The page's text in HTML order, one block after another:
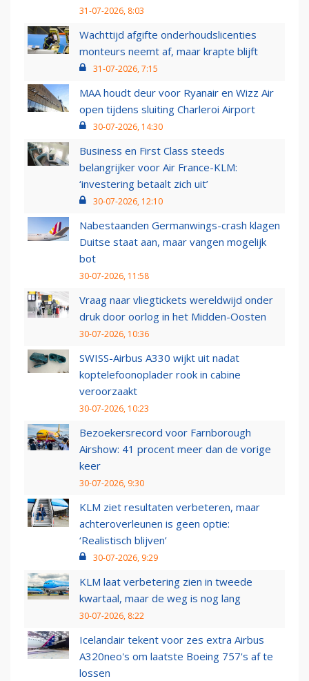
31-07-2026, 8:03
Wachttijd afgifte onderhoudslicenties
monteurs neemt af, maar krapte blijft
31-07-2026, 7:15
MAA houdt deur voor Ryanair en Wizz Air
open tijdens sluiting Charleroi Airport
30-07-2026, 14:30
Business en First Class steeds
belangrijker voor Air France-KLM:
‘investering betaalt zich uit’
30-07-2026, 12:10
Nabestaanden Germanwings-crash klagen
Duitse staat aan, maar vangen mogelijk
bot
30-07-2026, 11:58
Vraag naar vliegtickets wereldwijd onder
druk door oorlog in het Midden-Oosten
30-07-2026, 10:36
SWISS-Airbus A330 wijkt uit nadat
koptelefoonoplader rook in cabine
veroorzaakt
30-07-2026, 10:23
Bezoekersrecord voor Farnborough
Airshow: 41 procent meer dan de vorige
keer
30-07-2026, 9:30
KLM ziet resultaten verbeteren, maar
achteroverleunen is geen optie:
‘Realistisch blijven’
30-07-2026, 9:29
KLM laat verbetering zien in tweede
kwartaal, maar de weg is nog lang
30-07-2026, 8:22
Icelandair tekent voor zes extra Airbus
A320neo's om laatste Boeing 757's af te
lossen